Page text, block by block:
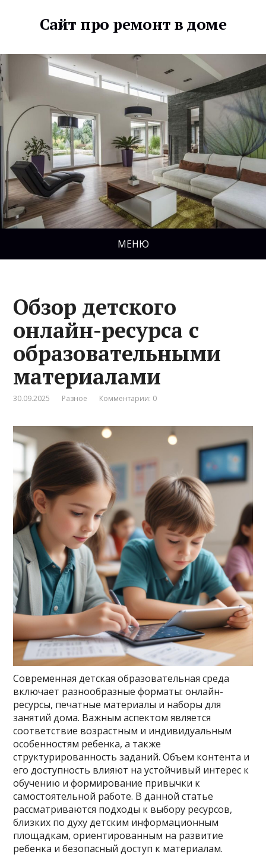
Сайт про ремонт в доме
МЕНЮ
Обзор детского
онлайн-ресурса с
образовательными
материалами
30.09.2025 Разное Комментарии: 0
Современная детская образовательная среда
включает разнообразные форматы: онлайн-
ресурсы, печатные материалы и наборы для
занятий дома. Важным аспектом является
соответствие возрастным и индивидуальным
особенностям ребенка, а также
структурированность заданий. Объем контента и
его доступность влияют на устойчивый интерес к
обучению и формирование привычки к
самостоятельной работе. В данной статье
рассматриваются подходы к выбору ресурсов,
близких по духу детским информационным
площадкам, ориентированным на развитие
ребенка и безопасный доступ к материалам.